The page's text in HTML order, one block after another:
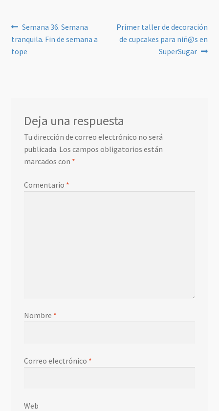
Navegación
de
Anterior:
Semana 36. Semana
tranquila. Fin de semana a
tope
Siguiente:
Primer taller de decoración
de cupcakes para niñ@s en
SuperSugar
Deja una respuesta
Tu dirección de correo electrónico no será
publicada. Los campos obligatorios están
marcados con *
Comentario *
Nombre *
Correo electrónico *
Web